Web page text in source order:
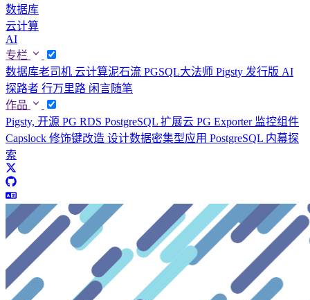
数据库
云计算
AI
专栏
数据库老司机 云计算泥石流 PGSQL大法师 Pigsty 发行版 AI
探路者 行万里路 闲言随笔
作品
Pigsty, 开源 PG RDS PostgreSQL 扩展云 PG Exporter 监控组件
Capslock 修饰键改造 设计数据密集型应用 PostgreSQL 内幕探
索